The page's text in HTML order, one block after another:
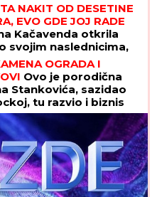
NAKIT OD DESETINE
EVO GDE JOJ RADE
Kačavenda otkrila
svojim naslednicima,
OGRADA I
Ovo je porodična
Stankovića, sazidao
tu razvio i biznis